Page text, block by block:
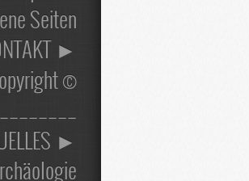
Seiten
►
©
►